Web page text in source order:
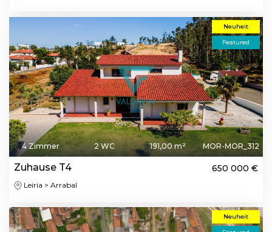
Neuheit
Featured
4 Zimmer 2 WC 191,00 m² MOR-MOR_312
Zuhause T4 650 000 €
Leiria > Arrabal
Neuheit